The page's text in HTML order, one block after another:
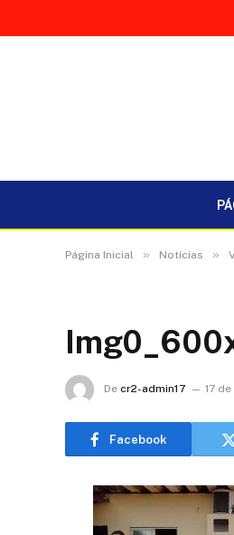
Página Inicial » Notícias »
De cr2-admin17 17
Facebook